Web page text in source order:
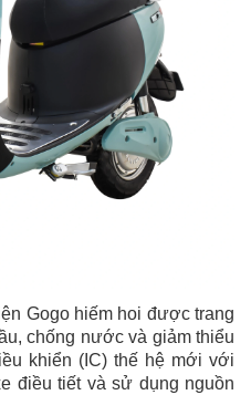
Gogo hiếm hoi được trang
chống nước và giảm thiểu
khiển (IC) thế hệ mới với
điều tiết và sử dụng nguồn